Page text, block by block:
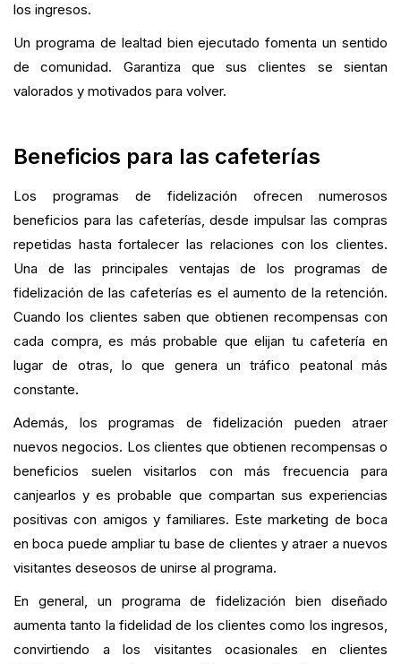
los ingresos.
Un programa de lealtad bien ejecutado fomenta un sentido
de comunidad. Garantiza que sus clientes se sientan
valorados y motivados para volver.
Beneficios para las cafeterías
Los programas de fidelización ofrecen numerosos
beneficios para las cafeterías, desde impulsar las compras
repetidas hasta fortalecer las relaciones con los clientes.
Una de las principales ventajas de los programas de
fidelización de las cafeterías es el aumento de la retención.
Cuando los clientes saben que obtienen recompensas con
cada compra, es más probable que elijan tu cafetería en
lugar de otras, lo que genera un tráfico peatonal más
constante.
Además, los programas de fidelización pueden atraer
nuevos negocios. Los clientes que obtienen recompensas o
beneficios suelen visitarlos con más frecuencia para
canjearlos y es probable que compartan sus experiencias
positivas con amigos y familiares. Este marketing de boca
en boca puede ampliar tu base de clientes y atraer a nuevos
visitantes deseosos de unirse al programa.
En general, un programa de fidelización bien diseñado
aumenta tanto la fidelidad de los clientes como los ingresos,
convirtiendo a los visitantes ocasionales en clientes